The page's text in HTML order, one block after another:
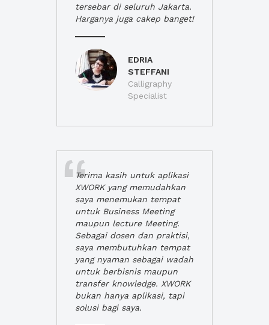
tersebar di seluruh Jakarta.
Harganya juga cakep banget!
EDRIA
STEFFANI
Calligraphy
Specialist
Terima kasih untuk aplikasi
XWORK yang memudahkan
saya menemukan tempat
untuk Business Meeting
maupun lecture Meeting.
Sebagai dosen dan praktisi,
saya membutuhkan tempat
yang nyaman sebagai wadah
untuk berbisnis maupun
transfer knowledge. XWORK
bukan hanya aplikasi, tapi
solusi bagi saya.